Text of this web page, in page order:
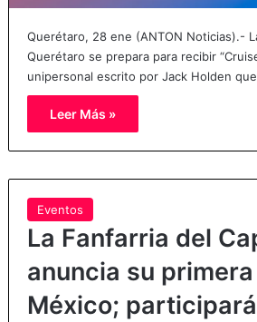
Querétaro, 28 ene (ANTON Noticias).-
Querétaro se prepara para recibir
unipersonal escrito por Jack Holden
Leer Más »
Eventos
La Fanfarria del
anuncia su
México;